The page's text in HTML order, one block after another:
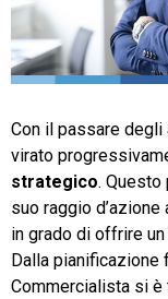
TeamSystem
Con il passare degli
virato
strategico. Questo
suo raggio
in grado di offrire un
Dalla pianificazione
Commercialista si è